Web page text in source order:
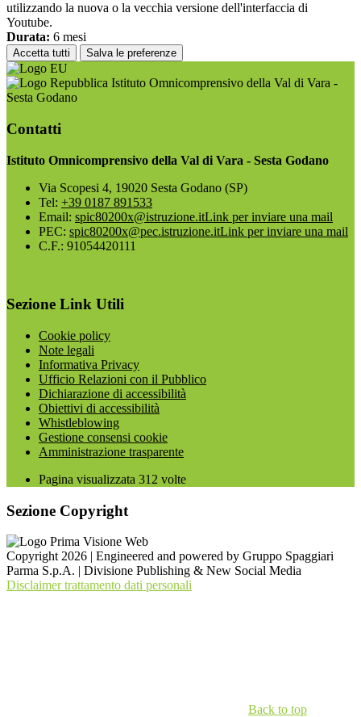
utilizzando la nuova o la vecchia versione dell'interfaccia di
Youtube.
Durata: 6 mesi
Accetta tutti Salva le preferenze
Istituto Omnicomprensivo della Val di Vara -
Sesta Godano
Contatti
Istituto Omnicomprensivo della Val di Vara - Sesta Godano
Via Scopesi 4, 19020 Sesta Godano (SP)
Tel: +39 0187 891533
Email: spic80200x@istruzione.itLink per inviare una mail
PEC: spic80200x@pec.istruzione.itLink per inviare una mail
C.F.: 91054420111
Sezione Link Utili
Cookie policy
Note legali
Informativa Privacy
Ufficio Relazioni con il Pubblico
Dichiarazione di accessibilità
Obiettivi di accessibilità
Whistleblowing
Gestione consensi cookie
Amministrazione trasparente
Pagina visualizzata 312 volte
Sezione Copyright
Copyright 2026 | Engineered and powered by Gruppo Spaggiari
Parma S.p.A. | Divisione Publishing & New Social Media
Disclaimer trattamento dati personali
Back to top